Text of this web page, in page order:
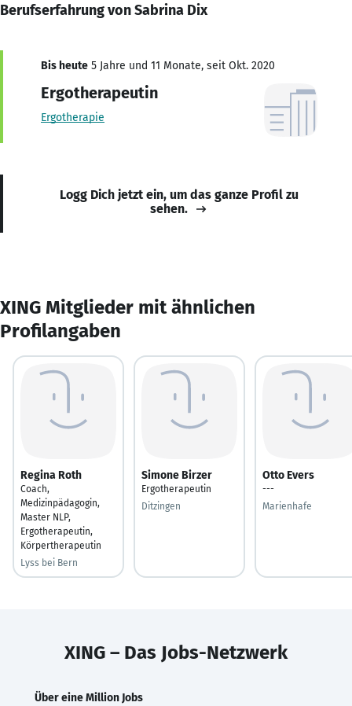
Berufserfahrung von Sabrina Dix
Bis heute 5 Jahre und 11 Monate, seit Okt. 2020
Ergotherapeutin
Ergotherapie
Logg Dich jetzt ein, um das ganze Profil zu
sehen.
XING Mitglieder mit ähnlichen
Profilangaben
Regina Roth
Coach,
Medizinpädagogin,
Master NLP,
Ergotherapeutin,
Körpertherapeutin
Lyss bei Bern
Simone Birzer
Ergotherapeutin
Ditzingen
Otto Evers
---
Marienhafe
XING – Das Jobs-Netzwerk
Über eine Million Jobs